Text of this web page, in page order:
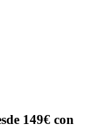
149€ con